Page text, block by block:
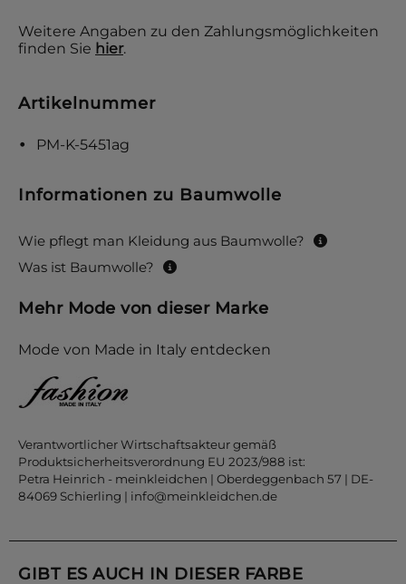
Weitere Angaben zu den Zahlungsmöglichkeiten
finden Sie hier.
Artikelnummer
PM-K-5451ag
Informationen zu Baumwolle
Wie pflegt man Kleidung aus Baumwolle?
Was ist Baumwolle?
Mehr Mode von dieser Marke
Mode von Made in Italy entdecken
Verantwortlicher Wirtschaftsakteur gemäß
Produktsicherheitsverordnung EU 2023/988 ist:
Petra Heinrich - meinkleidchen | Oberdeggenbach 57 | DE-
84069 Schierling | info@meinkleidchen.de
GIBT ES AUCH IN DIESER FARBE